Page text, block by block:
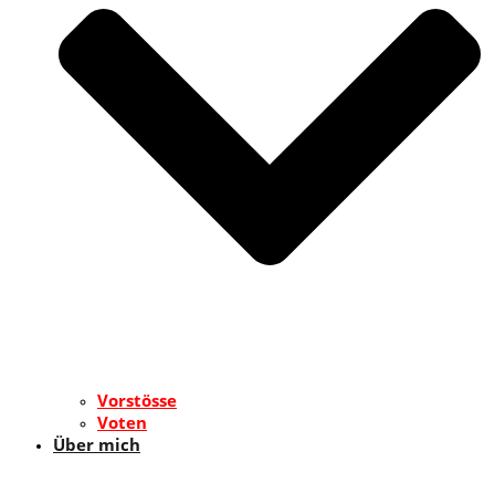
Vorstösse
Voten
Über mich